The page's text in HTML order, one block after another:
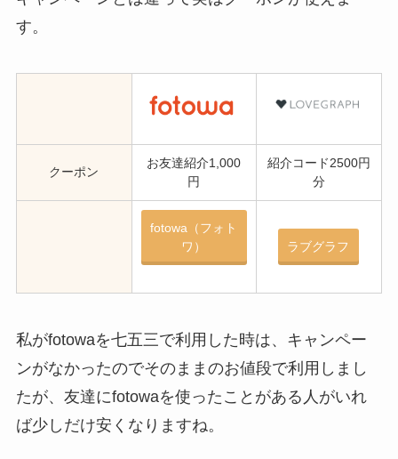
す。
クーポン
お友達紹介1,000
円
紹介コード2500円
分
fotowa（フォト
ワ）
ラブグラフ
私がfotowaを七五三で利用した時は、キャンペー
ンがなかったのでそのままのお値段で利用しまし
たが、友達にfotowaを使ったことがある人がいれ
ば少しだけ安くなりますね。